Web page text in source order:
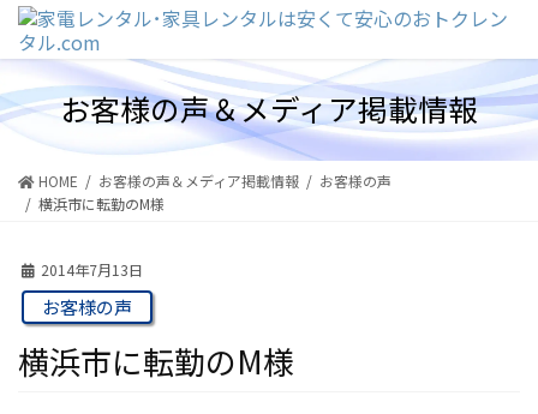
テ
ツ
に
ゲ
シ
ョ
お客様の声＆メディア掲載情報
HOME お客様の声＆メディア掲載情報
お客様の声
横浜市に転勤のM様
2014年7月13日
お客様の声
横浜市に転勤のM様